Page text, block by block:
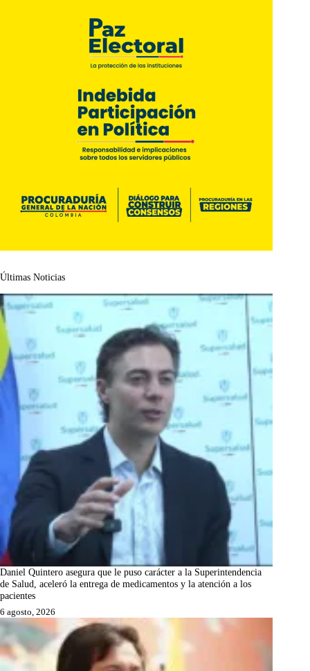
Últimas Noticias
Daniel Quintero asegura que le puso carácter a la Superintendencia
de Salud, aceleró la entrega de medicamentos y la atención a los
pacientes
6 agosto, 2026